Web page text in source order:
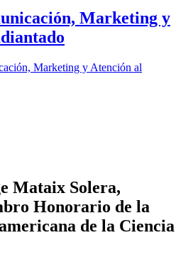
Marketing y
Marketing y Atención al
Mataix Solera,
Honorario de la
de la Ciencia